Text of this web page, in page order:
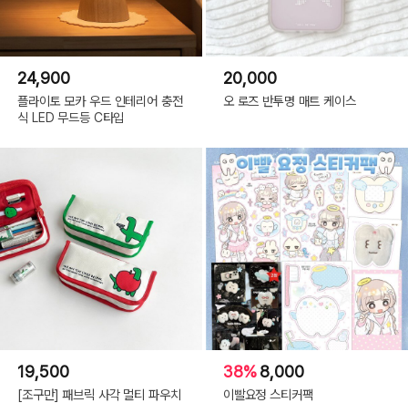
24,900
플라이토 모카 우드 인테리어 충전
식 LED 무드등 C타입
20,000
오 로즈 반투명 매트 케이스
19,500
[조구만] 패브릭 사각 멀티 파우치
38%8,000
이빨요정 스티커팩